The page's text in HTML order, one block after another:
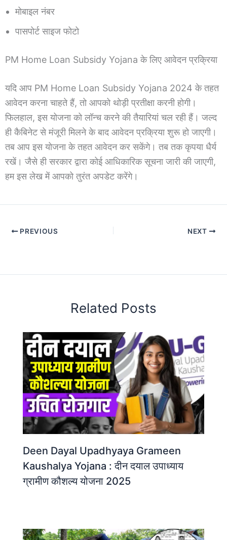
मोबाइल नंबर
पासपोर्ट साइज फोटो
PM Home Loan Subsidy Yojana के लिए आवेदन प्रक्रिया
यदि आप PM Home Loan Subsidy Yojana 2024 के तहत
आवेदन करना चाहते हैं, तो आपको थोड़ी प्रतीक्षा करनी होगी।
फिलहाल, इस योजना को लॉन्च करने की तैयारियां चल रही हैं। जल्द
ही कैबिनेट से मंजूरी मिलने के बाद आवेदन प्रक्रिया शुरू हो जाएगी।
तब आप इस योजना के तहत आवेदन कर सकेंगे। तब तक कृपया धैर्य
रखें। जैसे ही सरकार द्वारा कोई आधिकारिक सूचना जारी की जाएगी,
हम इस लेख में आपको तुरंत अपडेट करेंगे।
PREVIOUS NEXT
Related Posts
Deen Dayal Upadhyaya Grameen
Kaushalya Yojana : दीन दयाल उपाध्याय
ग्रामीण कौशल्य योजना 2025